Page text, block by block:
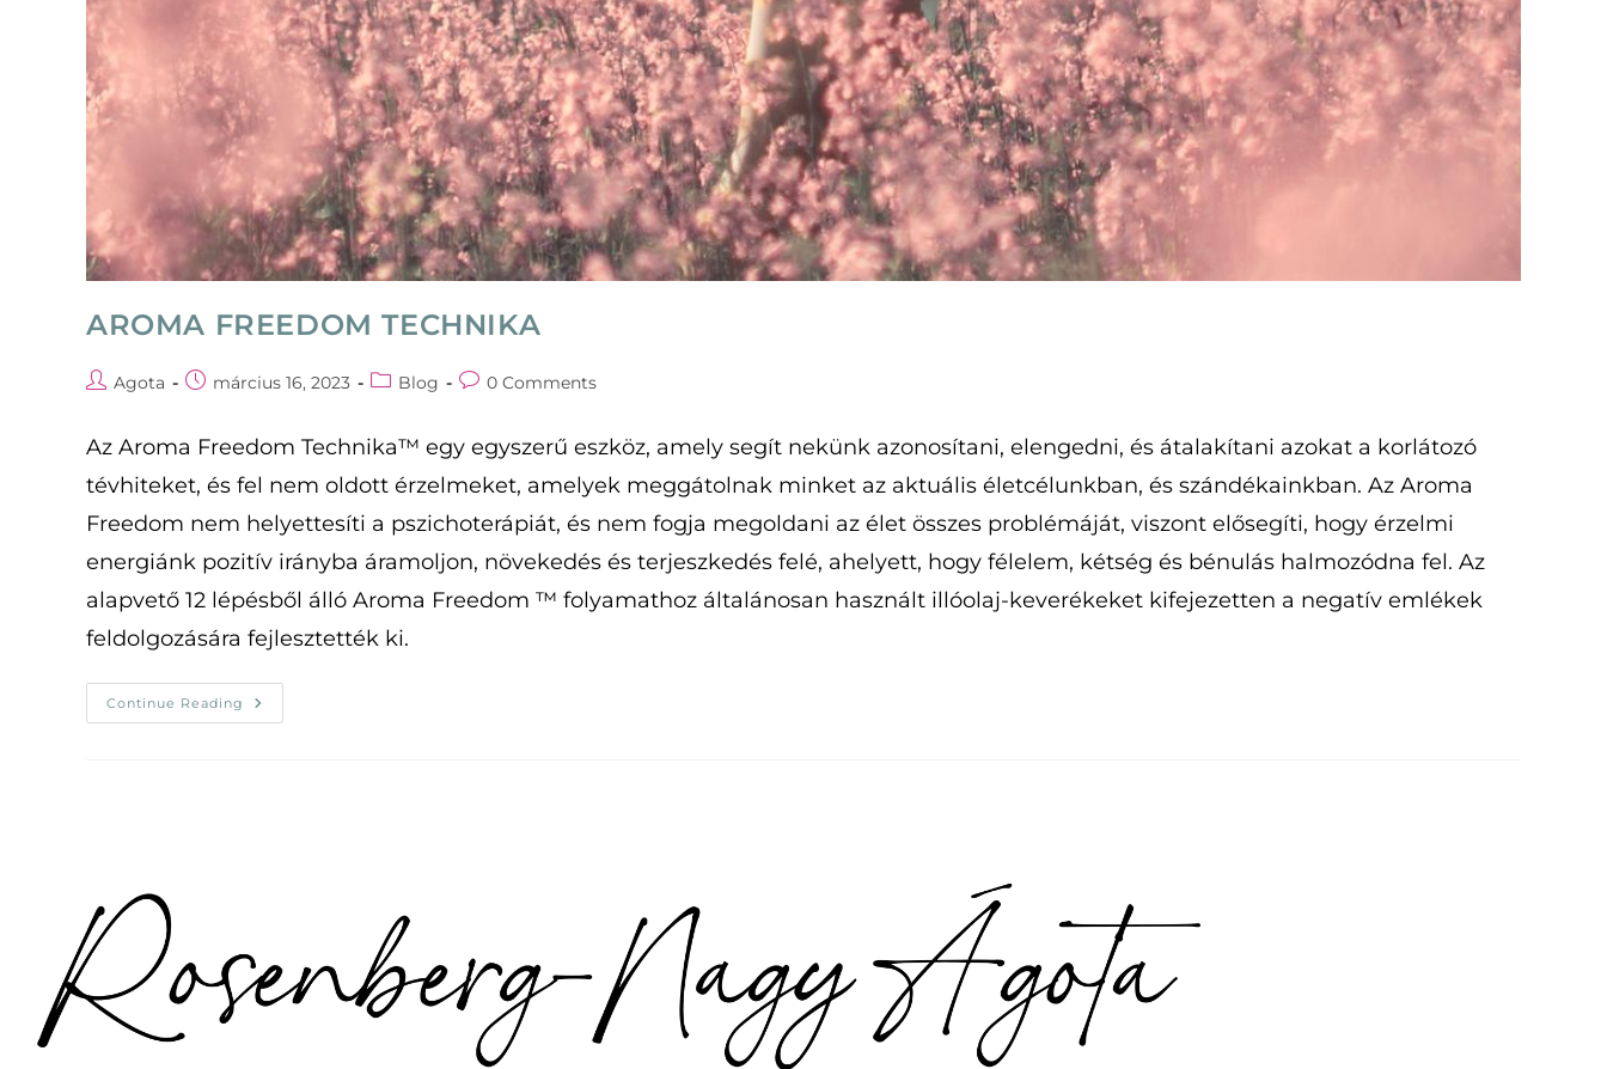
AROMA FREEDOM TECHNIKA
PostAgota
Postmárcius 16, 2023
PostBlog
Post0 Comments
Az Aroma Freedom Technika™ egy egyszerű eszköz, amely segít nekünk azonosítani, elengedni, és átalakítani azokat a korlátozó
tévhiteket, és fel nem oldott érzelmeket, amelyek meggátolnak minket az aktuális életcélunkban, és szándékainkban. Az Aroma
Freedom nem helyettesíti a pszichoterápiát, és nem fogja megoldani az élet összes problémáját, viszont elősegíti, hogy érzelmi
energiánk pozitív irányba áramoljon, növekedés és terjeszkedés felé, ahelyett, hogy félelem, kétség és bénulás halmozódna fel. Az
alapvető 12 lépésből álló Aroma Freedom ™ folyamathoz általánosan használt illóolaj-keverékeket kifejezetten a negatív emlékek
feldolgozására fejlesztették ki.
Continue Reading Aroma
Freedom